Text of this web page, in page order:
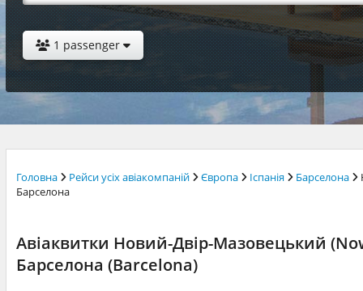
1 passenger
Головна Рейси усіх авіакомпаній Європа Іспанія Барселона
Барселона
Авіаквитки Новий-Двір-Мазовецький
Барселона (Barcelona)